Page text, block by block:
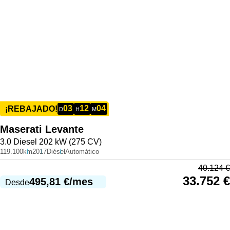
¡REBAJADO! D03 H 12 M04
Maserati Levante
3.0 Diesel 202 kW (275 CV)
119.100km2017Diésel Automático
Desde495,81 €/mes
40.124€
33.752 €